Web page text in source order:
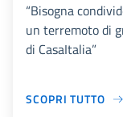
“Bisogna
un terremoto di
di CasaItalia”
SCOPRI TUTTO